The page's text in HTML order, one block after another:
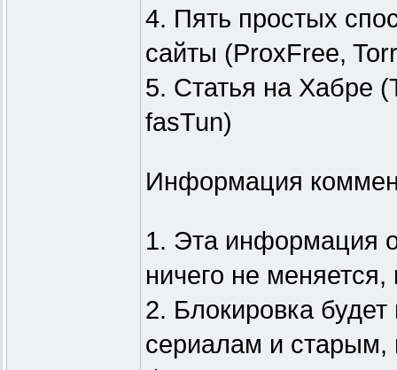
4. Пять простых
сайты (ProxFree,
5. Статья на Хабре
fasTun)
Информация
1. Эта информация
ничего не
2. Блокировка
сериалам и